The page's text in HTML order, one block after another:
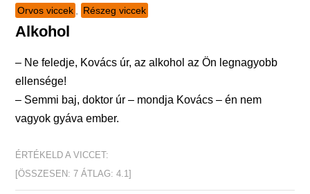
Orvos viccek Részeg viccek
Alkohol
– Ne feledje, Kovács úr, az alkohol az Ön legnagyobb
ellensége!
– Semmi baj, doktor úr – mondja Kovács – én nem
vagyok gyáva ember.
ÉRTÉKELD A VICCET:
[ÖSSZESEN:7 ÁTLAG:4.1]